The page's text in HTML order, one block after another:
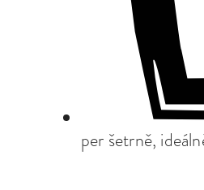
per šetrně,